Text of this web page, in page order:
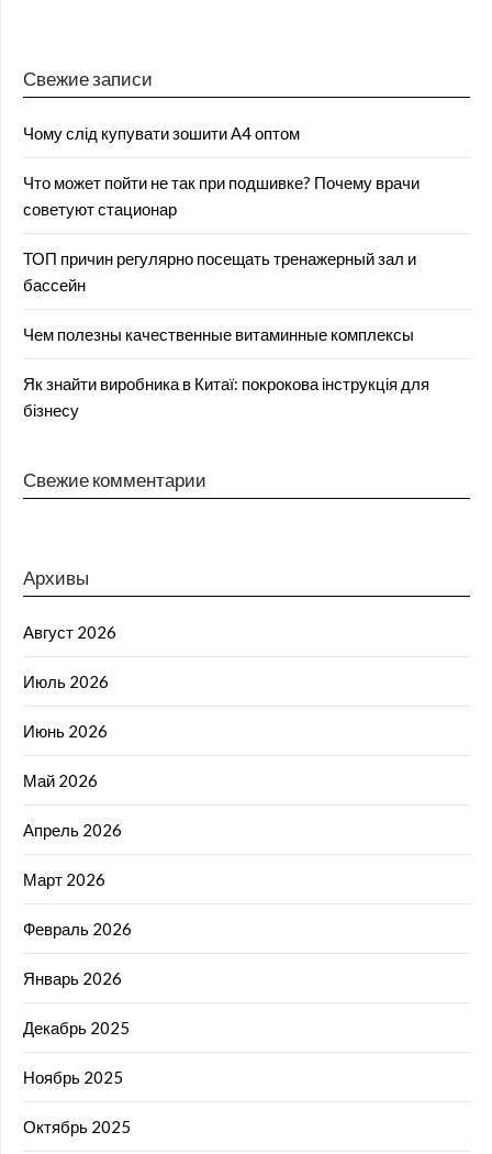
Свежие записи
Чому слід купувати зошити А4 оптом
Что может пойти не так при подшивке? Почему врачи
советуют стационар
ТОП причин регулярно посещать тренажерный зал и
бассейн
Чем полезны качественные витаминные комплексы
Як знайти виробника в Китаї: покрокова інструкція для
бізнесу
Свежие комментарии
Архивы
Август 2026
Июль 2026
Июнь 2026
Май 2026
Апрель 2026
Март 2026
Февраль 2026
Январь 2026
Декабрь 2025
Ноябрь 2025
Октябрь 2025